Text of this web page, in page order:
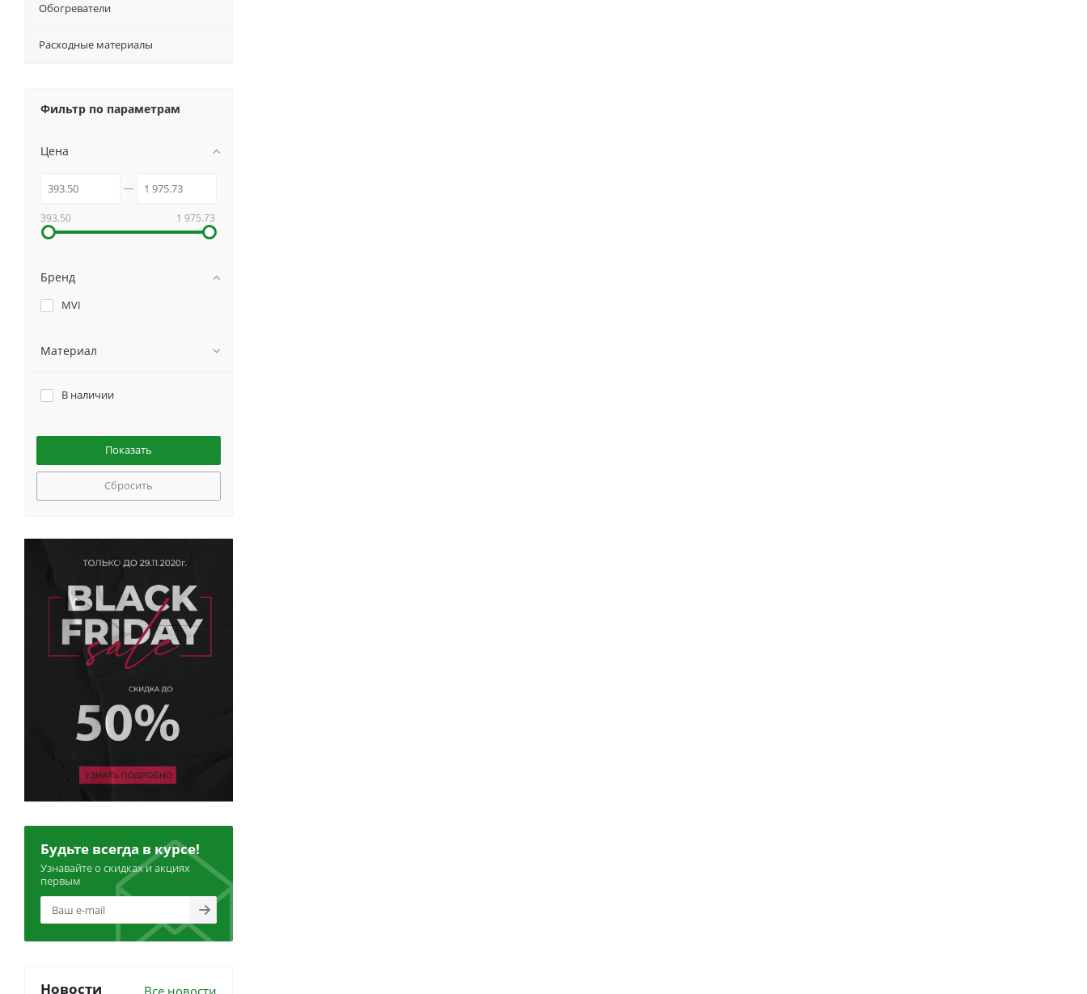
Обогреватели
Расходные материалы
Фильтр по параметрам
Цена
393.50 1 975.73
Бренд
MVI
Материал
В наличии
Сбросить
Будьте всегда в курсе!
Узнавайте о скидках и акциях
первым
Новости Все новости